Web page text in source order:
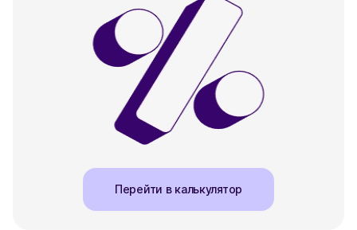
Перейти в калькулятор